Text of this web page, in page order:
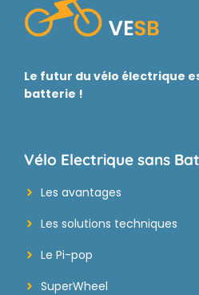
Le futur du vélo électrique
batterie !
Vélo Electrique sans
Les avantages
Les solutions techniques
Le Pi-pop
SuperWheel